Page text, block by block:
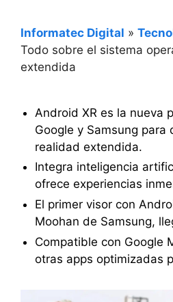
Informatec Digital »
Todo sobre el sistema
extendida
Android XR es la nueva
Google y Samsung para
realidad extendida.
Integra inteligencia
ofrece experiencias
El primer visor con
Moohan de Samsung,
Compatible con Google
otras apps optimizadas